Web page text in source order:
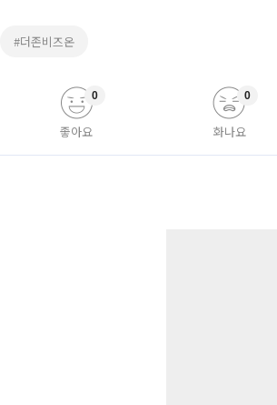
#더존비즈온
좋아요
0
화나요
0